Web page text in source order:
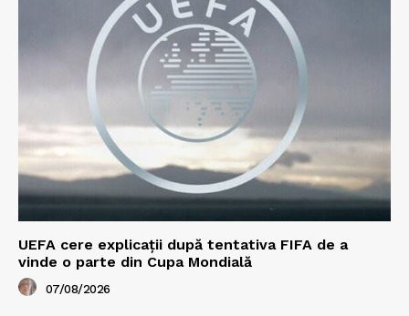
UEFA cere explicații după tentativa FIFA de a
vinde o parte din Cupa Mondială
07/08/2026